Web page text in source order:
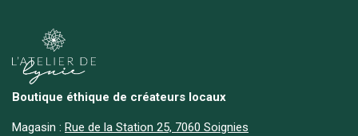
Boutique éthique de créateurs locaux
Magasin : Rue de la Station 25, 7060 Soignies